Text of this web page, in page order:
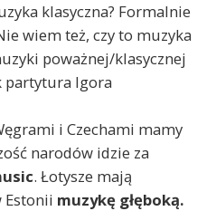
klasyczna? Formalnie
wiem też, czy to muzyka
poważnej/klasycznej
partytura Igora
i Czechami mamy
narodów idzie za
. Łotysze mają
Estonii muzykę głęboką.